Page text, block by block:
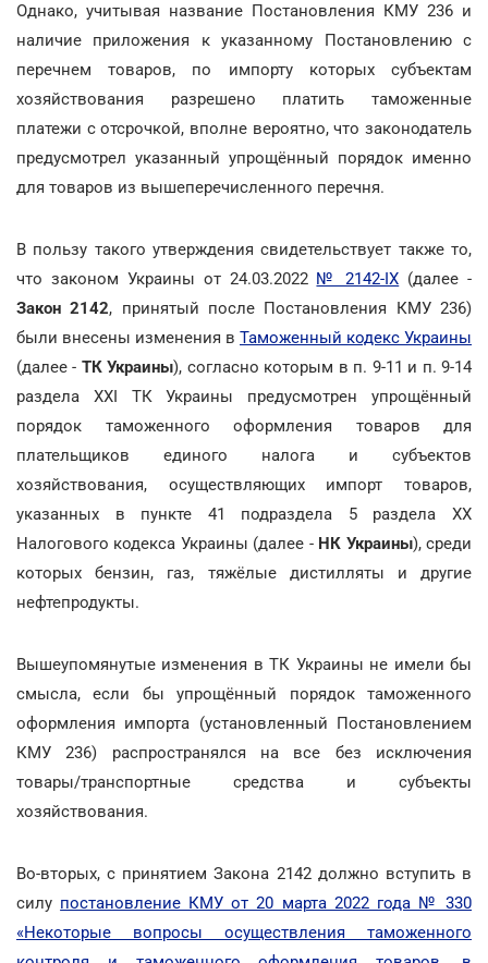
Однако, учитывая название Постановления КМУ 236 и
наличие приложения к указанному Постановлению с
перечнем товаров, по импорту которых субъектам
хозяйствования разрешено платить таможенные
платежи с отсрочкой, вполне вероятно, что законодатель
предусмотрел указанный упрощённый порядок именно
для товаров из вышеперечисленного перечня.
В пользу такого утверждения свидетельствует также то,
что законом Украины от 24.03.2022 № 2142-ІХ (далее -
Закон 2142, принятый после Постановления КМУ 236)
были внесены изменения в Таможенный кодекс Украины
(далее - ТК Украины), согласно которым в п. 9-11 и п. 9-14
раздела ХХІ ТК Украины предусмотрен упрощённый
порядок таможенного оформления товаров для
плательщиков единого налога и субъектов
хозяйствования, осуществляющих импорт товаров,
указанных в пункте 41 подраздела 5 раздела XX
Налогового кодекса Украины (далее - НК Украины), среди
которых бензин, газ, тяжёлые дистилляты и другие
нефтепродукты.
Вышеупомянутые изменения в ТК Украины не имели бы
смысла, если бы упрощённый порядок таможенного
оформления импорта (установленный Постановлением
КМУ 236) распространялся на все без исключения
товары/транспортные средства и субъекты
хозяйствования.
Во-вторых, с принятием Закона 2142 должно вступить в
силу постановление КМУ от 20 марта 2022 года № 330
«Некоторые вопросы осуществления таможенного